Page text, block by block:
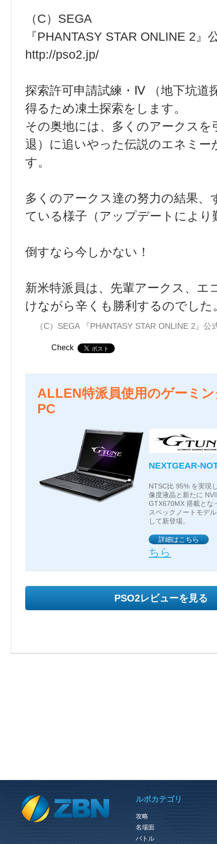
（C）SEGA
『PHANTASY STAR ONLINE 2』
http://pso2.jp/
探索許可申請試練・Ⅳ （地下坑道
得るため凍土探索をします。
その奥地には、多くのアークスを
退）に追いやった伝説のエネミー
す。
多くのアークス達の努力の結果、
ている様子（アップデートにより
倒すなら今しかない！
新米特派員は、先輩アークス、エ
けながら辛くも勝利するのでした
（C）SEGA 『PHANTASY STAR ONLINE 2』
Check
ALLEN特派員使用のゲーミ
PC
NEXTGEAR-
NTSC比 95% を実現
像度液晶と新たに
GTX670MX 搭載とな
スペックノートモデ
して新登場。
詳細はこちら
ちら
PSO2レビューを見る
PREVIOUS REVIEW
PSO2 自由探索許可申請・凍土 コフィー デ・マルモス討伐の報告
（C）SEGA 『PHANTASY STAR
ONLINE 2』公式サイト http://pso2.jp/
自由探索許可申請・凍土を管理官
ィーに報告します。 凍土探索が可能
ルポカテゴリ
攻略
名場面
バトル